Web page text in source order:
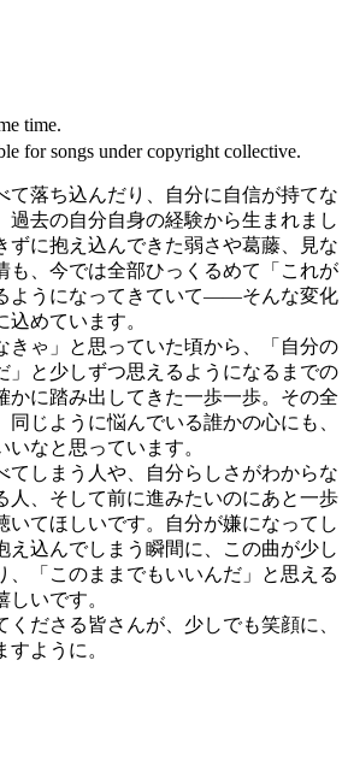
time.
for songs under copyright collective.
て落ち込んだり、自分に自信が持てな
過去の自分自身の経験から生まれまし
ずに抱え込んできた弱さや葛藤、見な
も、今では全部ひっくるめて「これが
ようになってきていて——そんな変化
めています。
きゃ」と思っていた頃から、「自分の
」と少しずつ思えるようになるまでの
かに踏み出してきた一歩一歩。その全
じように悩んでいる誰かの心にも、
なと思っています。
てしまう人や、自分らしさがわからな
人、そして前に進みたいのにあと一歩
いてほしいです。自分が嫌になってし
え込んでしまう瞬間に、この曲が少し
、「このままでもいいんだ」と思える
いです。
くださる皆さんが、少しでも笑顔に、
ように。